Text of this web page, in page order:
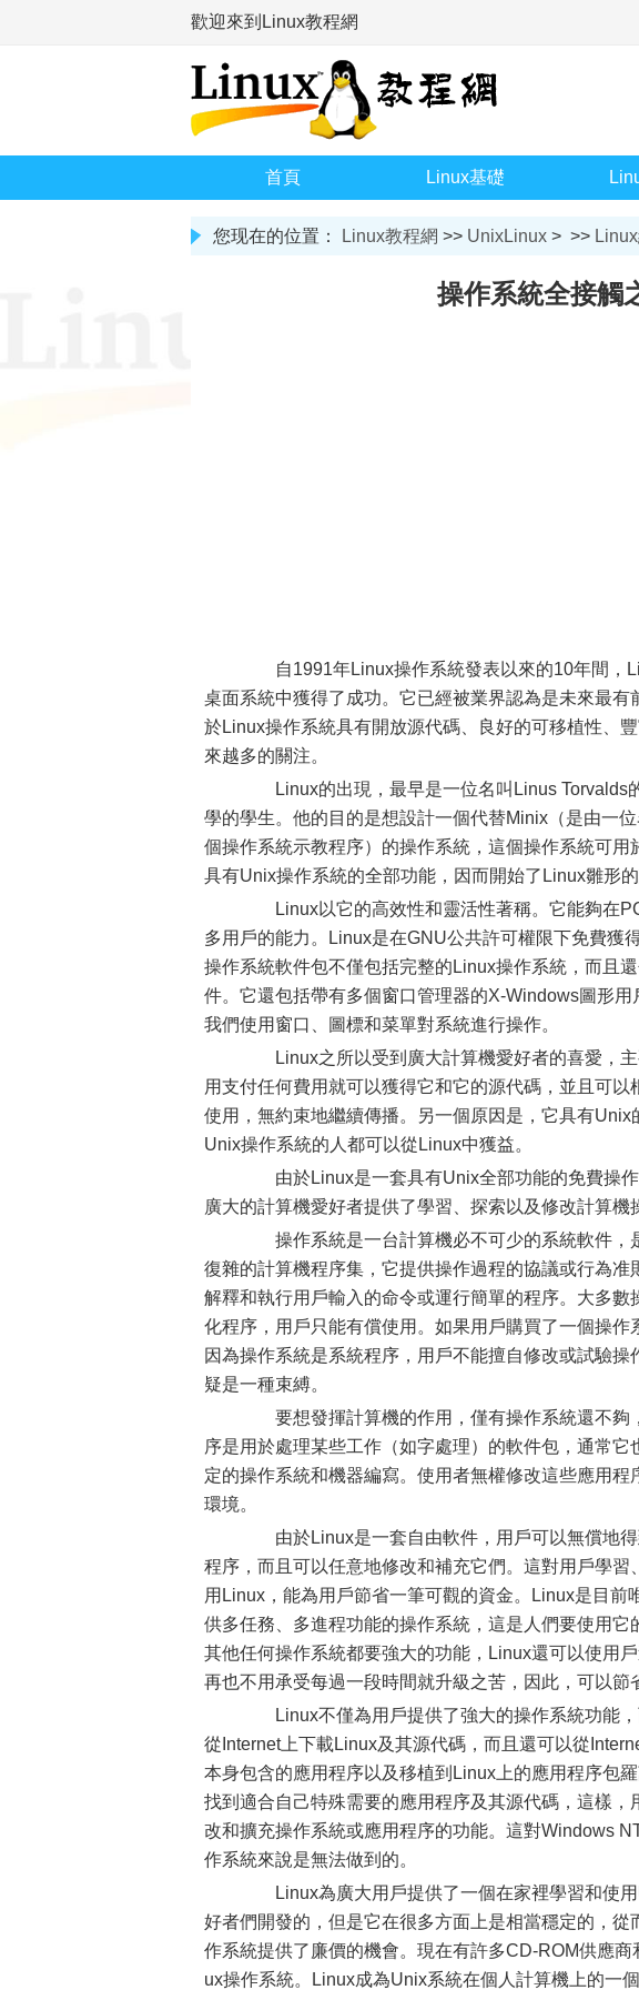
歡迎來到Linux教程網
首頁 Linux基礎
您现在的位置： Linux教程網 >> UnixLinux > >>
操作系統全接觸
自1991年Linux操作系統發表以來的10年間，
桌面系統中獲得了成功。它已經被業界認為是未來最
於Linux操作系統具有開放源代碼、良好的可移植性、
來越多的關注。
Linux的出現，最早是一位名叫Linus Torvalds
學的學生。他的目的是想設計一個代替Minix（是由一
個操作系統示教程序）的操作系統，這個操作系統可
具有Unix操作系統的全部功能，因而開始了Linux雛形的
Linux以它的高效性和靈活性著稱。它能夠在
多用戶的能力。Linux是在GNU公共許可權限下免費獲
操作系統軟件包不僅包括完整的Linux操作系統，而且
件。它還包括帶有多個窗口管理器的X-Windows圖形
我們使用窗口、圖標和菜單對系統進行操作。
Linux之所以受到廣大計算機愛好者的喜愛，主
用支付任何費用就可以獲得它和它的源代碼，並且可
使用，無約束地繼續傳播。另一個原因是，它具有
Unix操作系統的人都可以從Linux中獲益。
由於Linux是一套具有Unix全部功能的免費操作
廣大的計算機愛好者提供了學習、探索以及修改計算機
操作系統是一台計算機必不可少的系統軟件，
復雜的計算機程序集，它提供操作過程的協議或行為
解釋和執行用戶輸入的命令或運行簡單的程序。大多
化程序，用戶只能有償使用。如果用戶購買了一個操作
因為操作系統是系統程序，用戶不能擅自修改或試驗
疑是一種束縛。
要想發揮計算機的作用，僅有操作系統還不夠
序是用於處理某些工作（如字處理）的軟件包，通常
定的操作系統和機器編寫。使用者無權修改這些應用
環境。
由於Linux是一套自由軟件，用戶可以無償地得
程序，而且可以任意地修改和補充它們。這對用戶學
用Linux，能為用戶節省一筆可觀的資金。Linux是目
供多任務、多進程功能的操作系統，這是人們要使用
其他任何操作系統都要強大的功能，Linux還可以使用
再也不用承受每過一段時間就升級之苦，因此，可以節
Linux不僅為用戶提供了強大的操作系統功能，
從Internet上下載Linux及其源代碼，而且還可以從
本身包含的應用程序以及移植到Linux上的應用程序包
找到適合自己特殊需要的應用程序及其源代碼，這樣
改和擴充操作系統或應用程序的功能。這對Windows
作系統來說是無法做到的。
Linux為廣大用戶提供了一個在家裡學習和使用
好者們開發的，但是它在很多方面上是相當穩定的，
作系統提供了廉價的機會。現在有許多CD-ROM供應
ux操作系統。Linux成為Unix系統在個人計算機上的一